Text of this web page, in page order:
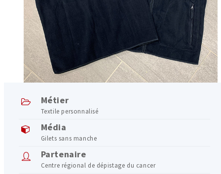
Métier
Textile personnalisé
Média
Gilets sans manche
Partenaire
Centre régional de dépistage du cancer